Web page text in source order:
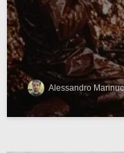
Alessandro